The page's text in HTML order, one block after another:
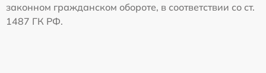
законном гражданском обороте, в соответствии со ст.
1487 ГК РФ.